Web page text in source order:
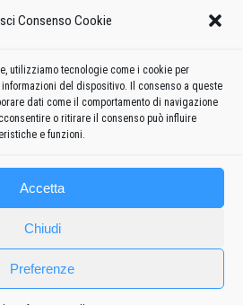
Consenso Cookie
utilizziamo tecnologie come i cookie per
del dispositivo. Il consenso a queste
dati come il comportamento di navigazione
o ritirare il consenso può influire
e funzioni.
Accetta
Chiudi
Preferenze
per ridurre lo spam.Scopri come vengono
.